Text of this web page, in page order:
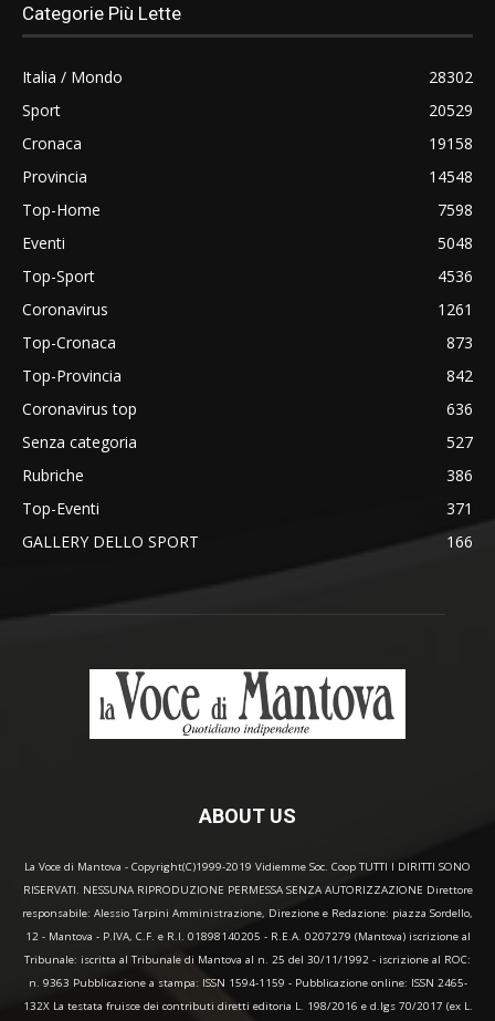
Categorie Più Lette
Italia / Mondo
28302
Sport
20529
Cronaca
19158
Provincia
14548
Top-Home
7598
Eventi
5048
Top-Sport
4536
Coronavirus
1261
Top-Cronaca
873
Top-Provincia
842
Coronavirus top
636
Senza categoria
527
Rubriche
386
Top-Eventi
371
GALLERY DELLO SPORT
166
ABOUT US
La Voce di Mantova - Copyright(C)1999-2019 Vidiemme Soc. Coop TUTTI I DIRITTI SONO
RISERVATI. NESSUNA RIPRODUZIONE PERMESSA SENZA AUTORIZZAZIONE Direttore
responsabile: Alessio Tarpini Amministrazione, Direzione e Redazione: piazza Sordello,
12 - Mantova - P.IVA, C.F. e R.I. 01898140205 - R.E.A. 0207279 (Mantova) iscrizione al
Tribunale: iscritta al Tribunale di Mantova al n. 25 del 30/11/1992 - iscrizione al ROC:
n. 9363 Pubblicazione a stampa: ISSN 1594-1159 - Pubblicazione online: ISSN 2465-
132X La testata fruisce dei contributi diretti editoria L. 198/2016 e d.lgs 70/2017 (ex L.